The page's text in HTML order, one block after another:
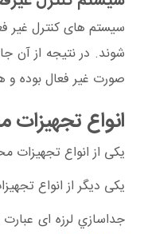
سیستم های کنترل غیر
شوند. در نتیجه از آن
صورت غیر فعال بوده و
انواع
یکی از انواع تجهیزات
یکی دیگر از انواع
جداسازي لرزه ای